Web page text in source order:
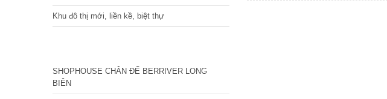
Khu đô thị mới, liền kề, biệt thự
SHOPHOUSE CHÂN ĐẾ BERRIVER LONG
BIÊN